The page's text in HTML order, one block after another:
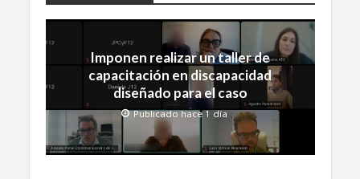
Imponen realizar un taller de
capacitación en discapacidad
diseñado para el caso
Publicado hace 1 día